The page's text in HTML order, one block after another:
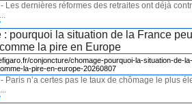
- Les dernières réformes des retraites ont déjà
: pourquoi la situation de la France
la pire en Europe
Paris n’a certes pas le taux de chômage le plus